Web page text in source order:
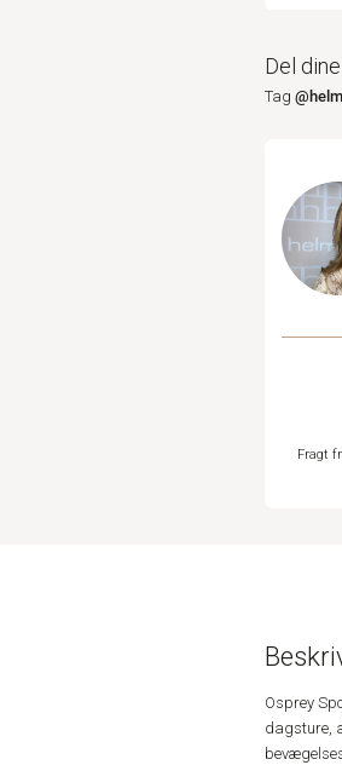
Del
Tag
Fragt
Osprey
dagsture,